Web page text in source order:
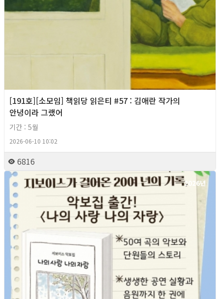
[191호][소모임] 책읽당 읽은티 #57 : 김애란 작가의
안녕이라 그랬어
기간 : 5월
2026-06-10 10:02
6816
2026년